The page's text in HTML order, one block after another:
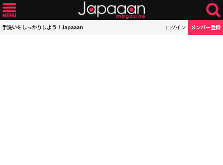
手洗いをしっかりしよう！Japaaan ログイン メンバー登録